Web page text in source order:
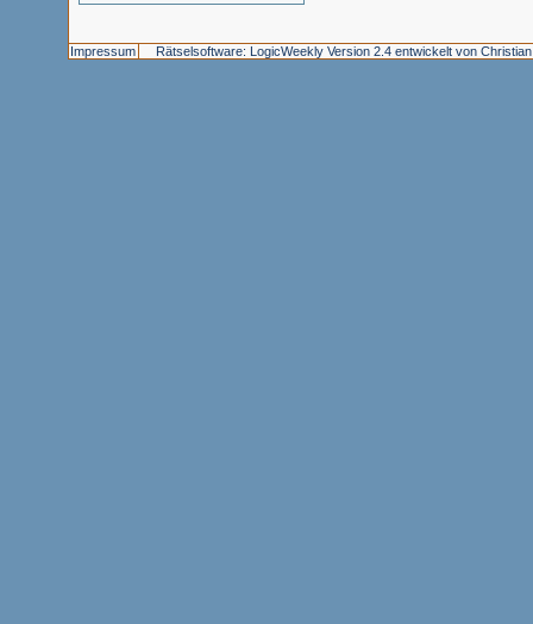
Impressum Rätselsoftware: LogicWeekly Version 2.4 entwickelt von